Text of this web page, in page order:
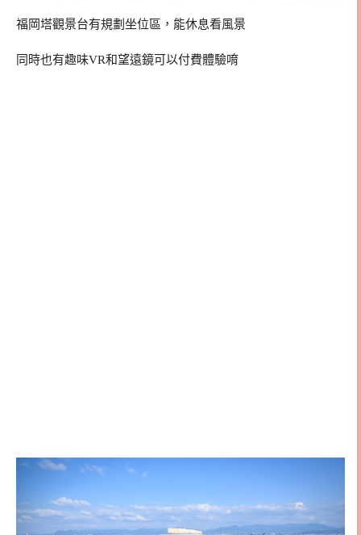
福岡塔觀景台有規劃坐位區，能休息看風景
同時也有趣味VR和望遠鏡可以付費體驗唷